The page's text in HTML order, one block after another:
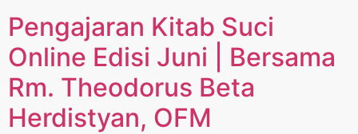
Pengajaran Kitab Suci
Online Edisi Juni | Bersama
Rm. Theodorus Beta
Herdistyan, OFM